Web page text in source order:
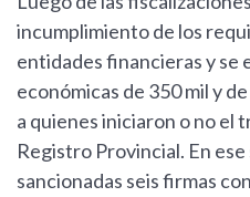
incumplimiento de los
entidades financieras y se
económicas de 350 mil y
a quienes iniciaron o no el
Registro Provincial. En
sancionadas seis firmas